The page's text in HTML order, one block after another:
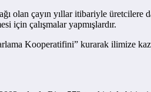
olan çayın yıllar itibariyle üretcilere
için çalışmalar yapmışlardır.
Kooperatifini” kurarak ilimize